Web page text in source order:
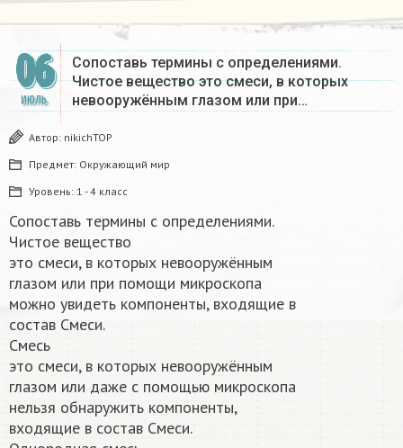
06
ИЮЛЬ
Сопоставь термины с определениями.
Чистое вещество это смеси, в которых
невооружённым глазом или при…
Автор: nikichTOP
Предмет: Окружающий мир
Уровень: 1 - 4 класс
Сопоставь термины с определениями.
Чистое вещество
это смеси, в которых невооружённым
глазом или при помощи микроскопа
можно увидеть компоненты, входящие в
состав Смеси.
Смесь
это смеси, в которых невооружённым
глазом или даже с помощью микроскопа
нельзя обнаружить компоненты,
входящие в состав Смеси.